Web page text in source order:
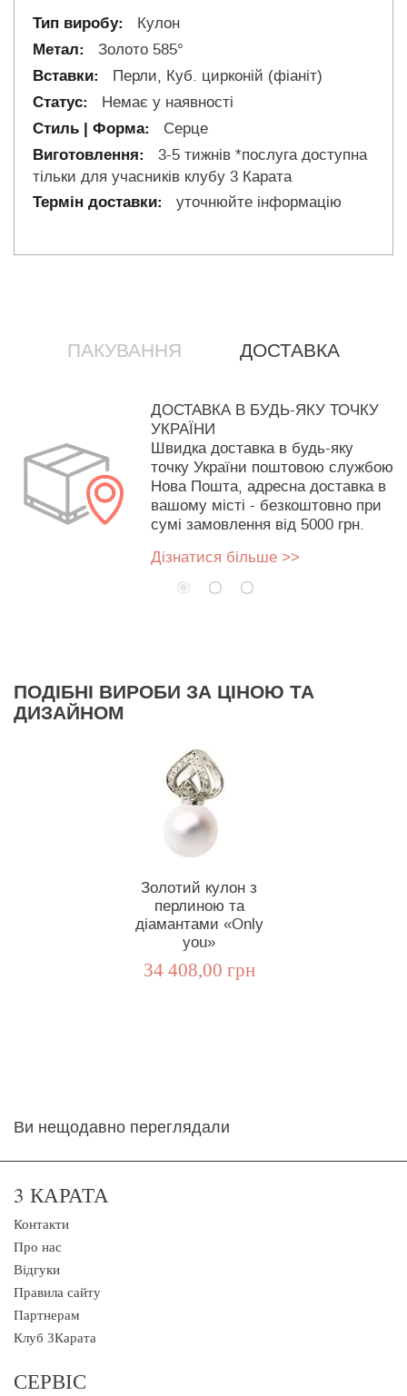
Кулон
Золото 585°
Перли, Куб. цирконій (фіаніт)
Немає у наявності
Серце
3-5 тижнів *послуга доступна
тільки для учасників клубу 3 Карата
уточнюйте інформацію
ПАКУВАННЯ ДОСТАВКА
ДОСТАВКА В БУДЬ-ЯКУ ТОЧКУ
УКРАЇНИ
Швидка доставка в будь-яку
точку України поштовою службою
Нова Пошта, адресна доставка в
вашому місті - безкоштовно при
сумі замовлення від 5000 грн.
Дізнатися більше >>
ПОДІБНІ ВИРОБИ ЗА ЦІНОЮ ТА
ДИЗАЙНОМ
Золотий кулон з
перлиною та
діамантами «Only
you»
34 408,00 грн
Ви нещодавно переглядали
3 КАРАТА
Контакти
Про нас
Відгуки
Правила сайту
Партнерам
Клуб 3Карата
СЕРВІС